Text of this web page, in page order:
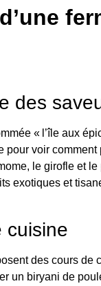
des
« l’île aux
pour voir comment
le girofle et le
exotiques et
cuisine
des cours de
un biryani de